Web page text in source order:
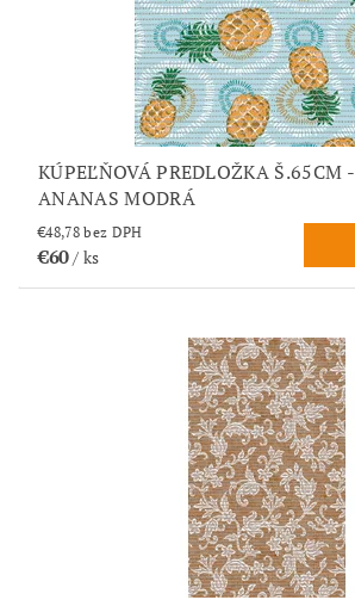
KÚPEĽŇOVÁ PREDLOŽKA Š.65CM
ANANAS MODRÁ
€48,78 bez DPH
€60/ ks